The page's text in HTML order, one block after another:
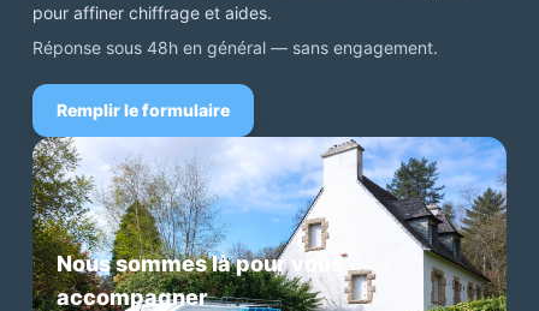
pour affiner chiffrage et aides.
Réponse sous 48h en général — sans engagement.
Remplir le formulaire
Nous sommes là pour vous
accompagner